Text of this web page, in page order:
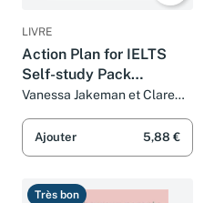
LIVRE
Action Plan for IELTS
Self-study Pack
Academic Module
Vanessa Jakeman et Clare
Ajouter 5,88 €
Très bon